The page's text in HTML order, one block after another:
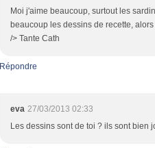
Moi j'aime beaucoup, surtout les
beaucoup les dessins de recette,
/> Tante Cath
Répondre
eva 27/03/2013 02:33
Les dessins sont de toi ? ils sont bien